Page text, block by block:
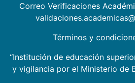
Correo Verificaciones
Términos y
“Institución de educación
y vigilancia por el Ministerio de